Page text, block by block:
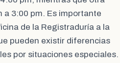
a 3:00 pm. Es importante
de la Registraduría a la
pueden existir diferencias
por situaciones especiales.